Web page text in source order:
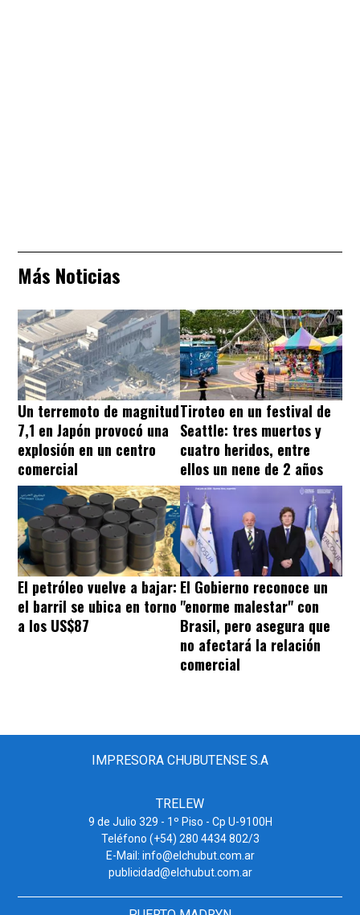
Más Noticias
Un terremoto de magnitud
7,1 en Japón provocó una
explosión en un centro
comercial
Tiroteo en un festival de
Seattle: tres muertos y
cuatro heridos, entre
ellos un nene de 2 años
El petróleo vuelve a bajar:
el barril se ubica en torno
a los US$87
El Gobierno reconoce un
"enorme malestar" con
Brasil, pero asegura que
no afectará la relación
comercial
IMPRESORA CHUBUTENSE S.A
TRELEW
9 de Julio 329 - 1º Piso - Cp U-9100H
Teléfono (+54) 280 4434 802/3
E-Mail: info@elchubut.com.ar
publicidad@elchubut.com.ar